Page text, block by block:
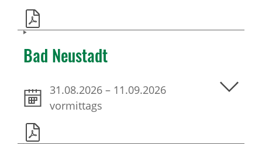
Bad Neustadt
31.08.2026 – 11.09.2026
vormittags